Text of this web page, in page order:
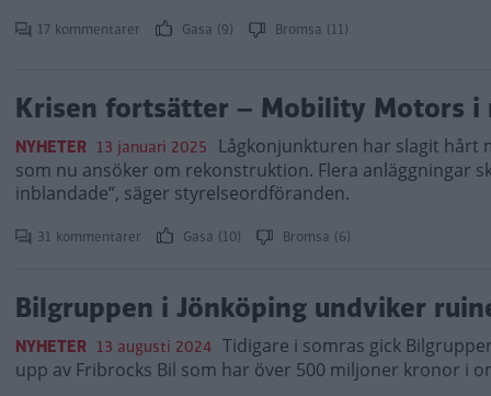
17 kommentarer Gasa (9) Bromsa (11)
Krisen fortsätter – Mobility Motors
NYHETER 13 januari 2025 Lågkonjunkturen har slagit hårt
som nu ansöker om rekonstruktion. Flera anläggningar
inblandade”, säger styrelseordföranden.
31 kommentarer Gasa (10) Bromsa (6)
Bilgruppen i Jönköping undviker
NYHETER 13 augusti 2024 Tidigare i somras gick
upp av Fribrocks Bil som har över 500 miljoner kronor i